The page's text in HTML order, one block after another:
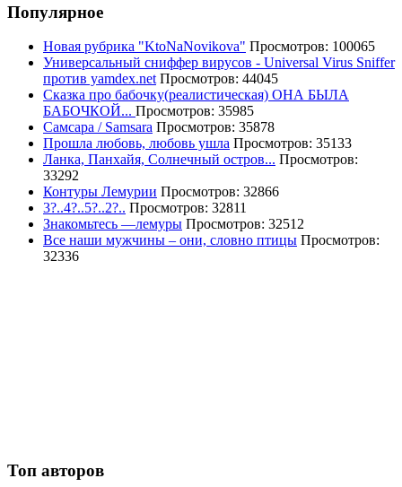
Популярное
Новая рубрика "KtoNaNovikova" Просмотров: 100065
Универсальный сниффер вирусов - Universal Virus Sniffer
против yamdex.net Просмотров: 44045
Сказка про бабочку(реалистическая) ОНА БЫЛА
БАБОЧКОЙ... Просмотров: 35985
Самсара / Samsara Просмотров: 35878
Прошла любовь, любовь ушла Просмотров: 35133
Ланка, Панхайя, Солнечный остров... Просмотров:
33292
Контуры Лемурии Просмотров: 32866
3?..4?..5?..2?.. Просмотров: 32811
Знакомьтесь —лемуры Просмотров: 32512
Все наши мужчины – они, словно птицы Просмотров:
32336
Топ авторов